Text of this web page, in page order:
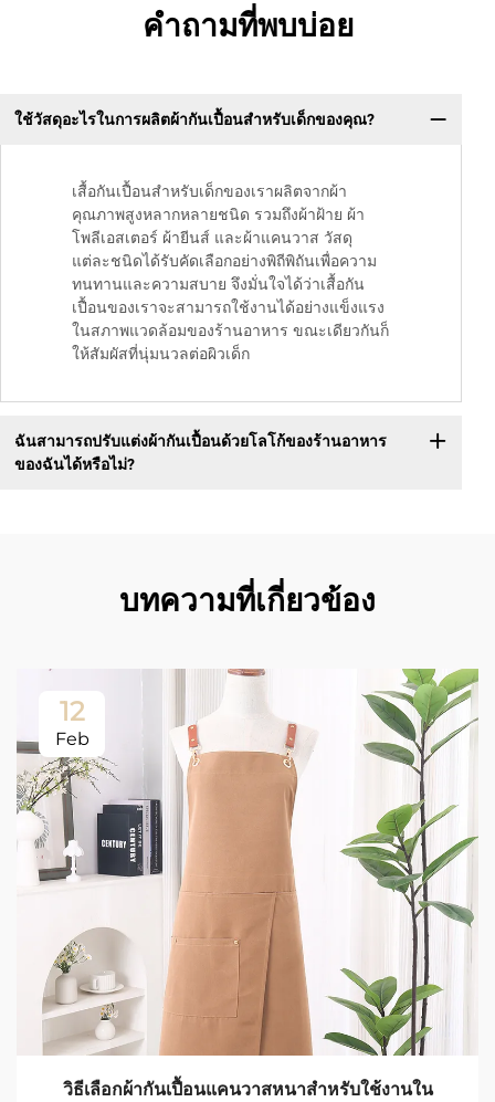
คำถามที่พบบ่อย
ใช้วัสดุอะไรในการผลิตผ้ากันเปื้อนสำหรับเด็กของคุณ?
เสื้อกันเปื้อนสำหรับเด็กของเราผลิตจากผ้า
คุณภาพสูงหลากหลายชนิด รวมถึงผ้าฝ้าย ผ้า
โพลีเอสเตอร์ ผ้ายีนส์ และผ้าแคนวาส วัสดุ
แต่ละชนิดได้รับคัดเลือกอย่างพิถีพิถันเพื่อความ
ทนทานและความสบาย จึงมั่นใจได้ว่าเสื้อกัน
เปื้อนของเราจะสามารถใช้งานได้อย่างแข็งแรง
ในสภาพแวดล้อมของร้านอาหาร ขณะเดียวกันก็
ให้สัมผัสที่นุ่มนวลต่อผิวเด็ก
ฉันสามารถปรับแต่งผ้ากันเปื้อนด้วยโลโก้ของร้านอาหาร
ของฉันได้หรือไม่?
บทความที่เกี่ยวข้อง
12
Feb
วิธีเลือกผ้ากันเปื้อนแคนวาสหนาสำหรับใช้งานใน